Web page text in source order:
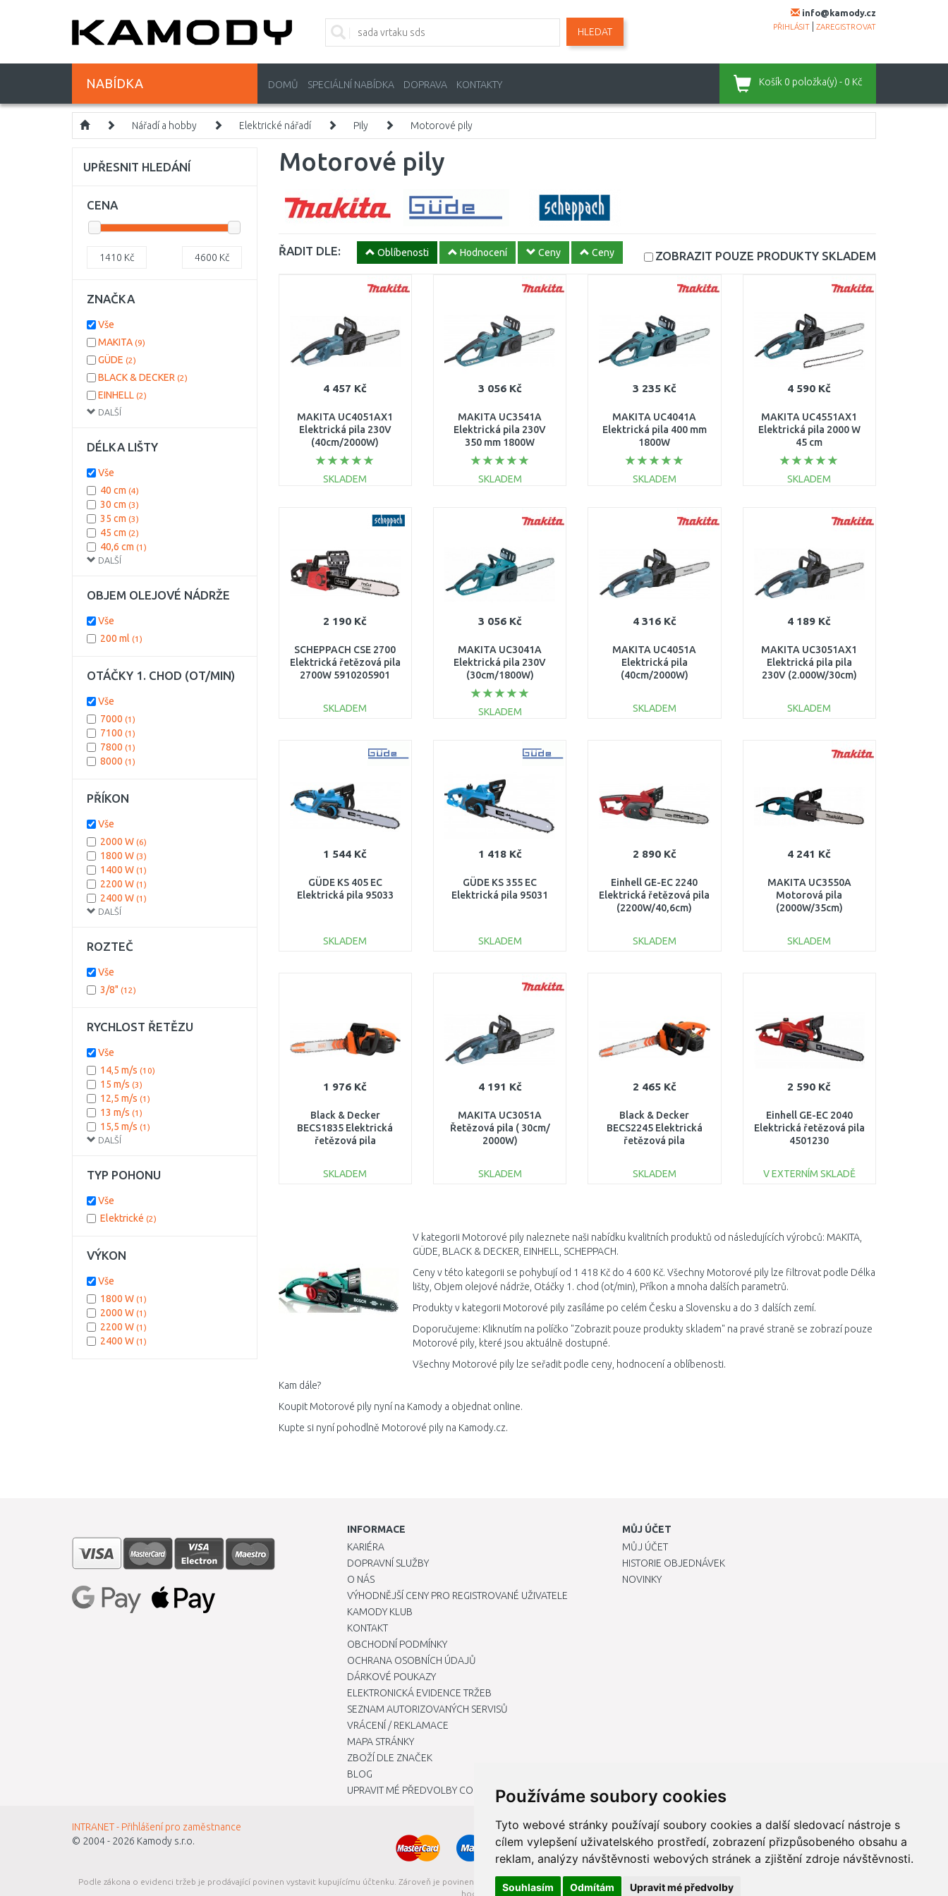
Používáme soubory cookies
Tyto webové stránky používají soubory cookies a další sledovací nástroje s
cílem vylepšení uživatelského prostředí, zobrazení přizpůsobeného obsahu a
reklam, analýzy návštěvnosti webových stránek a zjištění zdroje návštěvnosti.
Souhlasím Odmítám Upravit mé předvolby
info@kamody.cz
PŘIHLÁSIT ZAREGISTROVAT
HLEDAT
NABÍDKA DOMŮ SPECIÁLNÍ NABÍDKA DOPRAVA KONTAKTY Košík 0 položka(y) - 0 Kč
Nářadí a hobby Elektrické nářadí Pily Motorové pily
Motorové pily
ŘADIT DLE: Oblíbenosti Hodnocení Ceny Ceny ZOBRAZIT POUZE PRODUKTY SKLADEM
4 457 Kč
MAKITA UC4051AX1
Elektrická pila 230V
(40cm/2000W)
(ES2141TLCX )
SKLADEM
3 056 Kč
MAKITA UC3541A
Elektrická pila 230V
350 mm 1800W
SKLADEM
3 235 Kč
MAKITA UC4041A
Elektrická pila 400 mm
1800W
SKLADEM
4 590 Kč
MAKITA UC4551AX1
Elektrická pila 2000 W
45 cm
SKLADEM
2 190 Kč
SCHEPPACH CSE 2700
Elektrická řetězová pila
2700W 5910205901
SKLADEM
3 056 Kč
MAKITA UC3041A
Elektrická pila 230V
(30cm/1800W)
(ES34TLC)
SKLADEM
4 316 Kč
MAKITA UC4051A
Elektrická pila
(40cm/2000W)
SKLADEM
4 189 Kč
MAKITA UC3051AX1
Elektrická pila pila
230V (2.000W/30cm)
SKLADEM
1 544 Kč
GÜDE KS 405 EC
Elektrická pila 95033
SKLADEM
1 418 Kč
GÜDE KS 355 EC
Elektrická pila 95031
SKLADEM
2 890 Kč
Einhell GE-EC 2240
Elektrická řetězová pila
(2200W/40,6cm)
SKLADEM
4 241 Kč
MAKITA UC3550A
Motorová pila
(2000W/35cm)
SKLADEM
1 976 Kč
Black & Decker
BECS1835 Elektrická
řetězová pila
SKLADEM
4 191 Kč
MAKITA UC3051A
Řetězová pila ( 30cm/
2000W)
SKLADEM
2 465 Kč
Black & Decker
BECS2245 Elektrická
řetězová pila
SKLADEM
2 590 Kč
Einhell GE-EC 2040
Elektrická řetězová pila
4501230
V EXTERNÍM SKLADĚ
V kategorii Motorové pily naleznete naši nabídku kvalitních produktů od následujících výrobců: MAKITA,
GÜDE, BLACK & DECKER, EINHELL, SCHEPPACH.
Ceny v této kategorii se pohybují od 1 418 Kč do 4 600 Kč. Všechny Motorové pily lze filtrovat podle Délka
lišty, Objem olejové nádrže, Otáčky 1. chod (ot/min), Příkon a mnoha dalších parametrů.
Produkty v kategorii Motorové pily zasíláme po celém Česku a Slovensku a do 3 dalších zemí.
Doporučujeme: Kliknutím na políčko "Zobrazit pouze produkty skladem" na pravé straně se zobrazí pouze
Motorové pily, které jsou aktuálně dostupné.
Všechny Motorové pily lze seřadit podle ceny, hodnocení a oblíbenosti.
Kam dále?
Koupit Motorové pily nyní na Kamody a objednat online.
Kupte si nyní pohodlně Motorové pily na Kamody.cz.
UPŘESNIT HLEDÁNÍ
CENA
1410 Kč 4600 Kč
ZNAČKA
DALŠÍ
Vše
MAKITA (9)
GÜDE (2)
BLACK & DECKER (2)
EINHELL (2)
SCHEPPACH
DÉLKA LIŠTY
DALŠÍ
Vše
40 cm (4)
30 cm (3)
35 cm (3)
45 cm (2)
40,6 cm (1)
42 cm
46 cm (1)
OBJEM OLEJOVÉ NÁDRŽE
Vše
200 ml (1)
OTÁČKY 1. CHOD (OT/MIN)
Vše
7000 (1)
7100 (1)
7800 (1)
8000 (1)
PŘÍKON
DALŠÍ
Vše
2000 W (6)
1800 W (3)
1400 W (1)
2200 W (1)
2400 W (1)
2700 W
ROZTEČ
Vše
3/8" (12)
RYCHLOST ŘETĚZU
DALŠÍ
Vše
14,5 m/s (10)
15 m/s (3)
12,5 m/s (1)
13 m/s (1)
15,5 m/s (1)
TYP POHONU
Vše
Elektrické (2)
VÝKON
Vše
1800 W (1)
2000 W (1)
2200 W (1)
2400 W (1)
INFORMACE
KARIÉRA
DOPRAVNÍ SLUŽBY
O NÁS
VÝHODNĚJŠÍ CENY PRO REGISTROVANÉ UŽIVATELE
KAMODY KLUB
KONTAKT
OBCHODNÍ PODMÍNKY
OCHRANA OSOBNÍCH ÚDAJŮ
DÁRKOVÉ POUKAZY
ELEKTRONICKÁ EVIDENCE TRŽEB
SEZNAM AUTORIZOVANÝCH SERVISŮ
VRÁCENÍ / REKLAMACE
MAPA STRÁNKY
ZBOŽÍ DLE ZNAČEK
BLOG
UPRAVIT MÉ PŘEDVOLBY COOKIES
MŮJ ÚČET
MŮJ ÚČET
HISTORIE OBJEDNÁVEK
NOVINKY
INTRANET - Přihlášení pro zaměstnance
© 2004 - 2026 Kamody s.r.o.
Podle zákona o evidenci tržeb je prodávající povinen vystavit kupujícímu účtenku. Zároveň je povinen zaevidovat přijatou tržbu u správce daně online; v případě technického výpadku pak nejpozději do 48
hodin.